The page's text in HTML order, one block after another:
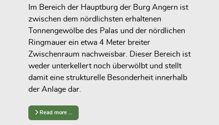
Im Bereich der Hauptburg der Burg Angern ist
zwischen dem nördlichsten erhaltenen
Tonnengewölbe des Palas und der nördlichen
Ringmauer ein etwa 4 Meter breiter
Zwischenraum nachweisbar. Dieser Bereich ist
weder unterkellert noch überwölbt und stellt
damit eine strukturelle Besonderheit innerhalb
der Anlage dar.
Read more …